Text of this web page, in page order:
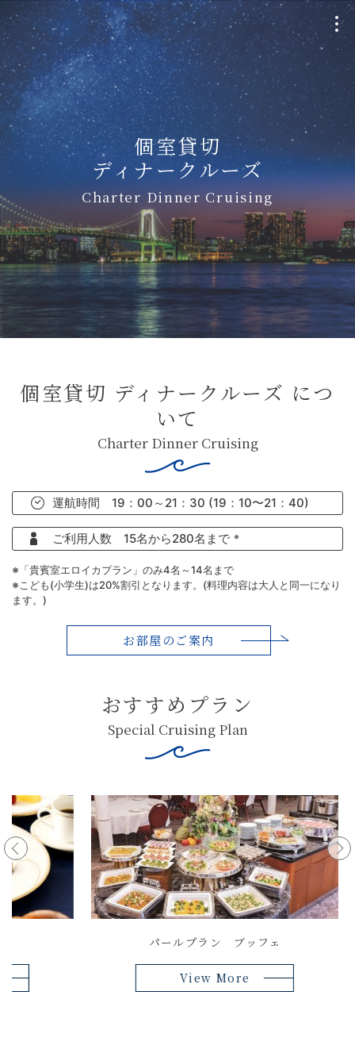
クルージングプラン
Plan
個室貸切・チャーター
Charter
ウェディング
Wedding
船・航路について
Ship
お問い合わせ
Contact
Reservation
Contact
個室貸切
ディナークルーズ
Charter Dinner Cruising
個室貸切 ディナークルーズ につ
いて
Charter Dinner Cruising
運航時間 19：00～21：30 (19：10〜21：40)
ご利用人数 15名から280名まで ※
※「貴賓室エロイカプラン」のみ4名～14名まで
※こども(小学生)は20%割引となります。(料理内容は大人と同一になり
ます。)
お部屋のご案内
おすすめプラン
Special Cruising Plan
パールプラン ブッフェ
View More